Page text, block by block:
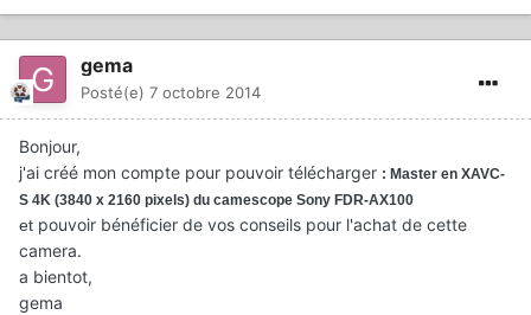
gema
Posté(e) 7 octobre 2014
Bonjour,
j'ai créé mon compte pour pouvoir télécharger : Master en XAVC-
S 4K (3840 x 2160 pixels) du camescope Sony FDR-AX100
et pouvoir bénéficier de vos conseils pour l'achat de cette
camera.
a bientot,
gema